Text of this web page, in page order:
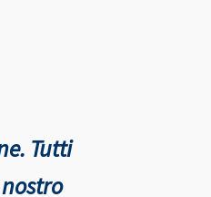
Tutti